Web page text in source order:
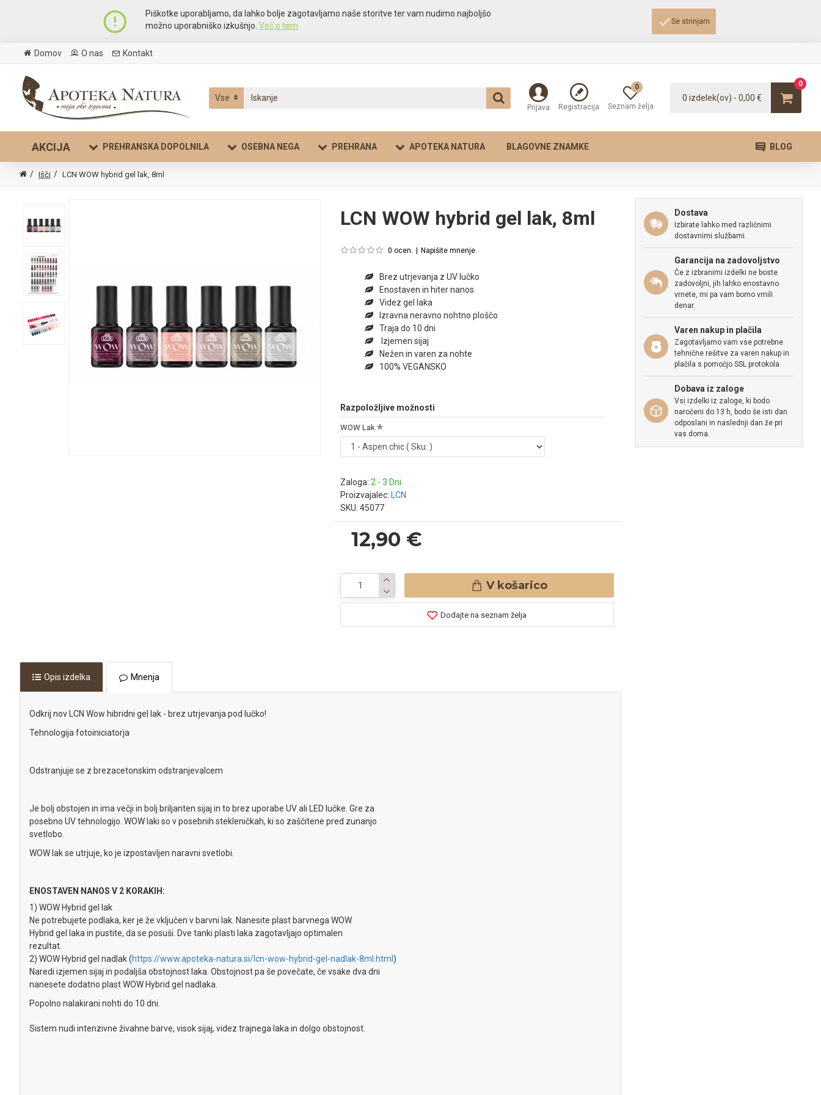
Piškotke uporabljamo, da lahko bolje zagotavljamo naše storitve ter vam nudimo najboljšo
možno uporabniško izkušnjo. Več o tem Se strinjam
Domov O nas Kontakt
Vse
Prijava Registracija Seznam želja
0
0 izdelek(ov) - 0,00 €
0
AKCIJA PREHRANSKA DOPOLNILA OSEBNA NEGA PREHRANA APOTEKA NATURA BLAGOVNE ZNAMKE BLOG
Išči LCN WOW hybrid gel lak, 8ml
LCN WOW hybrid gel lak, 8ml
Zaloga: 2 - 3 Dni
Proizvajalec:
LCN
SKU: 45077
0 ocen. Napišite mnenje
Brez utrjevanja z UV lučko
Enostaven in hiter nanos
Videz gel laka
Izravna neravno nohtno ploščo
Traja do 10 dni
Izjemen sijaj
Nežen in varen za nohte
100% VEGANSKO
12,90 €
Razpoložljive možnosti
WOW Lak
V košarico
Dodajte na seznam želja
Opis izdelka Mnenja
Odkrij nov LCN Wow hibridni gel lak - brez utrjevanja pod lučko!
Tehnologija fotoiniciatorja
Odstranjuje se z brezacetonskim odstranjevalcem
Je bolj obstojen in ima večji in bolj briljanten sijaj in to brez uporabe UV ali LED lučke. Gre za
posebno UV tehnologijo. WOW laki so v posebnih stekleničkah, ki so zaščitene pred zunanjo
svetlobo.
WOW lak se utrjuje, ko je izpostavljen naravni svetlobi.
ENOSTAVEN NANOS V 2 KORAKIH:
1) WOW Hybrid gel lak
Ne potrebujete podlaka, ker je že vključen v barvni lak. Nanesite plast barvnega WOW
Hybrid gel laka in pustite, da se posuši. Dve tanki plasti laka zagotavljajo optimalen
rezultat.
2) WOW Hybrid gel nadlak (https://www.apoteka-natura.si/lcn-wow-hybrid-gel-nadlak-8ml.html )
Naredi izjemen sijaj in podaljša obstojnost laka. Obstojnost pa še povečate, če vsake dva dni
nanesete dodatno plast WOW Hybrid gel nadlaka.
Popolno nalakirani nohti do 10 dni.
Sistem nudi intenzivne živahne barve, visok sijaj, videz trajnega laka in dolgo obstojnost.
Dostava
Izbirate lahko med različnimi
dostavnimi službami.
Garancija na zadovoljstvo
Če z izbranimi izdelki ne boste
zadovoljni, jih lahko enostavno
vrnete, mi pa vam bomo vrnili
denar.
Varen nakup in plačila
Zagotavljamo vam vse potrebne
tehnične rešitve za varen nakup in
plačila s pomočjo SSL protokola.
Dobava iz zaloge
Vsi izdelki iz zaloge, ki bodo
naročeni do 13 h, bodo še isti dan
odposlani in naslednji dan že pri
vas doma.